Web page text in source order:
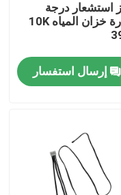
استشعار درجة
حرارة خزان المياه 10K
إرسال استفسار